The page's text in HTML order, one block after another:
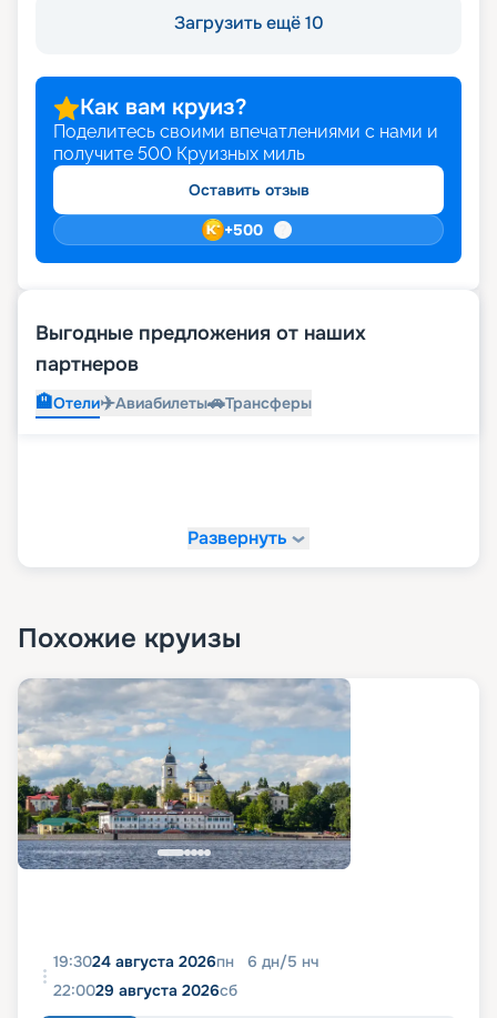
Загрузить ещё 10
Как вам круиз?
Поделитесь своими впечатлениями с нами и
получите 500 Круизных миль
Оставить отзыв
+500
Выгодные предложения от наших
партнеров
🏨Отели✈️Авиабилеты🚗Трансферы
Развернуть
Похожие круизы
19:3024 августа 2026пн 6 дн/5 нч
22:0029 августа 2026сб